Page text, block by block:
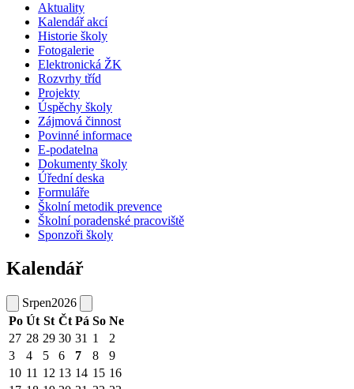
Aktuality
Kalendář akcí
Historie školy
Fotogalerie
Elektronická ŽK
Rozvrhy tříd
Projekty
Úspěchy školy
Zájmová činnost
Povinné informace
E-podatelna
Dokumenty školy
Úřední deska
Formuláře
Školní metodik prevence
Školní poradenské pracoviště
Sponzoři školy
Kalendář
Srpen2026
Po Út St Čt Pá So Ne
27 28 29 30 31 1
2
3
4 5 6 7 8
9
10 11 12 13 14 15 16